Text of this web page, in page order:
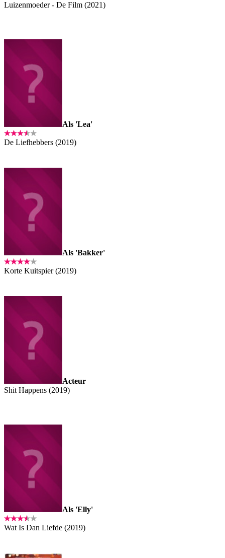
Luizenmoeder - De Film (2021)
Als 'Lea'
De Liefhebbers (2019)
Als 'Bakker'
Korte Kuitspier (2019)
Acteur
Shit Happens (2019)
Als 'Elly'
Wat Is Dan Liefde (2019)